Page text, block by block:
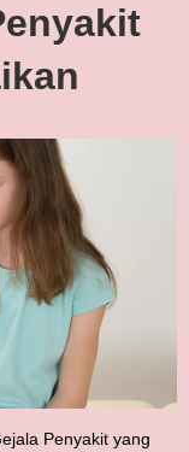
Penyakit yang